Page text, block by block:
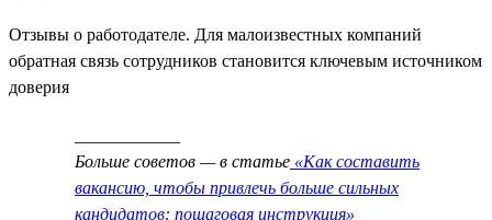
Отзывы о работодателе. Для малоизвестных компаний
обратная связь сотрудников становится ключевым источником
доверия
Больше советов — в статье «Как составить
вакансию, чтобы привлечь больше сильных
кандидатов: пошаговая инструкция»